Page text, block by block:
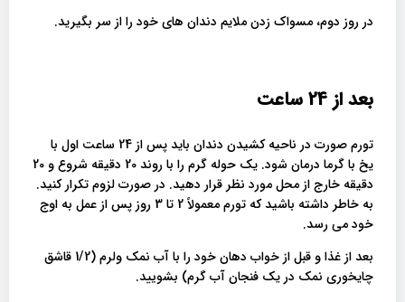
در روز دوم، مسواک زدن ملایم دندان های خود را از سر بگیرید.
بعد از 24 ساعت
تورم صورت در ناحیه کشیدن دندان باید پس از 24 ساعت اول با
یخ با گرما درمان شود. یک حوله گرم را با روند 20 دقیقه شروع و 20
دقیقه خارج از محل مورد نظر قرار دهید. در صورت لزوم تکرار کنید.
به خاطر داشته باشید که تورم معمولاً 2 تا 3 روز پس از عمل به اوج
خود می رسد.
بعد از غذا و قبل از خواب دهان خود را با آب نمک ولرم (1/2 قاشق
چایخوری نمک در یک فنجان آب گرم) بشویید.